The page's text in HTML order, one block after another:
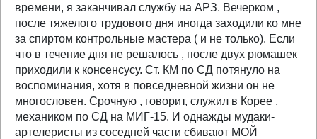
времени, я заканчивал службу на АРЗ. Вечерком ,
после тяжелого трудового дня иногда заходили ко мне
за спиртом контрольные мастера ( и не только). Если
что в течение дня не решалось , после двух рюмашек
приходили к консенсусу. Ст. КМ по СД потянуло на
воспоминания, хотя в повседневной жизни он не
многословен. Срочную , говорит, служил в Корее ,
механиком по СД на МИГ-15. И однажды мудаки-
артелеристы из соседней части сбивают МОЙ